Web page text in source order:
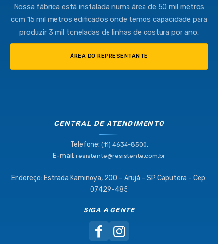
(11) 4634-8500
Nossa fábrica está instalada numa área de 50 mil metros
com 15 mil metros edificados onde temos capacidade para
produzir 3 mil toneladas de linhas de costura por ano.
ÁREA DO REPRESENTANTE
CENTRAL DE ATENDIMENTO
Telefone: (11) 4634-8500.
E-mail: resistente@resistente.com.br
Endereço: Estrada Kaminoya, 200 – Arujá – SP Caputera - Cep:
07429-485
SIGA A GENTE